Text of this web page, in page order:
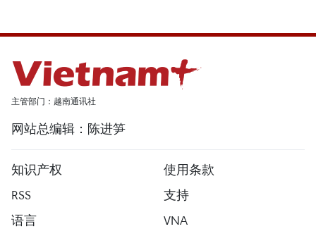
主管部门：越南通讯社
网站总编辑：陈进笋
知识产权
使用条款
RSS
支持
语言
VNA